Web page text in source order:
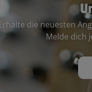
die neuesten
Melde dich